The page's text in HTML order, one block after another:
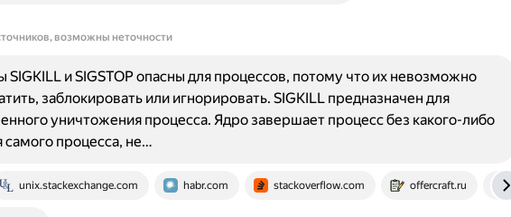
возможны неточности
unix.stackexchange.com habr.com stackoverflow.com offercraft.ru
SIGKILL и SIGSTOP опасны для процессов, потому что их невозможно
заблокировать или игнорировать. SIGKILL предназначен для
уничтожения процесса. Ядро завершает процесс без какого-либо
самого процесса, не…